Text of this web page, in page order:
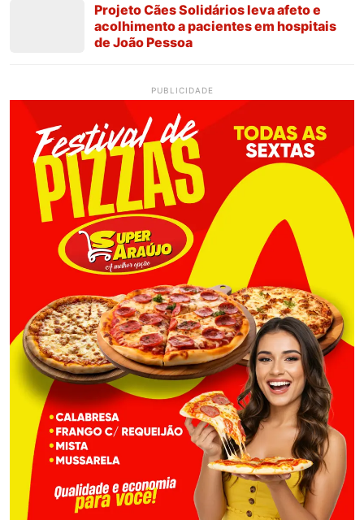
Projeto Cães Solidários leva afeto e
acolhimento a pacientes em hospitais
de João Pessoa
PUBLICIDADE